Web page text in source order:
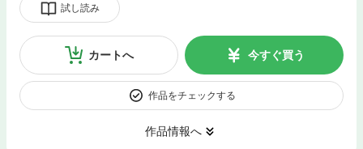
試し読み
カートへ 今すぐ買う
作品をチェックする
作品情報へ